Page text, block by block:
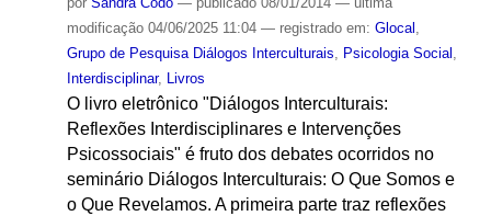
modificação04/06/2025 11:04 — registrado em: Glocal ,
Grupo de Pesquisa Diálogos Interculturais, Psicologia Social ,
Interdisciplinar, Livros
O livro eletrônico "Diálogos Interculturais:
Reflexões Interdisciplinares e Intervenções
Psicossociais" é fruto dos debates ocorridos no
seminário Diálogos Interculturais: O Que Somos e
o Que Revelamos. A primeira parte traz reflexões